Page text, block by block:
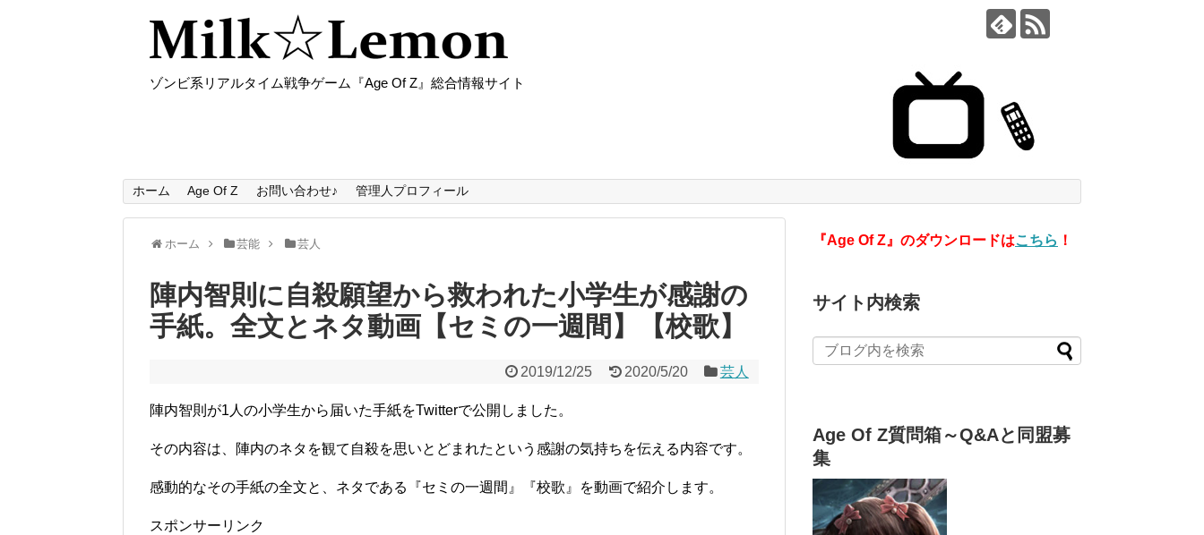
ゾンビ系リアルタイム戦争ゲーム『Age Of Z』総合情報サイト
ホーム Age Of Z お問い合わせ♪ 管理人プロフィール
ホーム 芸能 芸人
陣内智則に自殺願望から救われた小学生が感謝の
手紙。全文とネタ動画【セミの一週間】【校歌】
2019/12/25 2020/5/20 芸人
陣内智則が1人の小学生から届いた手紙をTwitterで公開しました。
その内容は、陣内のネタを観て自殺を思いとどまれたという感謝の気持ちを伝える内容です。
感動的なその手紙の全文と、ネタである『セミの一週間』『校歌』を動画で紹介します。
スポンサーリンク
『Age Of Z』のダウンロードはこちら ！
サイト内検索
Age Of Z質問箱～Q&Aと同盟募
集